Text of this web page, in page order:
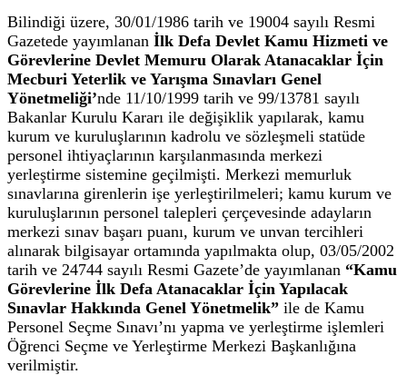
Bilindiği üzere, 30/01/1986 tarih ve 19004 sayılı Resmi
Gazetede yayımlanan İlk Defa Devlet Kamu Hizmeti ve
Görevlerine Devlet Memuru Olarak Atanacaklar İçin
Mecburi Yeterlik ve Yarışma Sınavları Genel
Yönetmeliği’nde 11/10/1999 tarih ve 99/13781 sayılı
Bakanlar Kurulu Kararı ile değişiklik yapılarak, kamu
kurum ve kuruluşlarının kadrolu ve sözleşmeli statüde
personel ihtiyaçlarının karşılanmasında merkezi
yerleştirme sistemine geçilmişti. Merkezi memurluk
sınavlarına girenlerin işe yerleştirilmeleri; kamu kurum ve
kuruluşlarının personel talepleri çerçevesinde adayların
merkezi sınav başarı puanı, kurum ve unvan tercihleri
alınarak bilgisayar ortamında yapılmakta olup, 03/05/2002
tarih ve 24744 sayılı Resmi Gazete’de yayımlanan “Kamu
Görevlerine İlk Defa Atanacaklar İçin Yapılacak
Sınavlar Hakkında Genel Yönetmelik” ile de Kamu
Personel Seçme Sınavı’nı yapma ve yerleştirme işlemleri
Öğrenci Seçme ve Yerleştirme Merkezi Başkanlığına
verilmiştir.